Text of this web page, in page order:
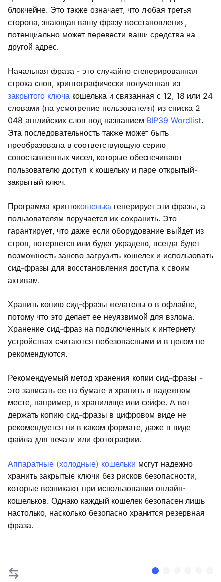
блокчейне. Это также означает, что любая третья
сторона, знающая вашу фразу восстановления,
потенциально может перевести ваши средства на
другой адрес.
Начальная фраза - это случайно сгенерированная
строка слов, криптографически полученная из
закрытого ключа кошелька и связанная с 12, 18 или 24
словами (на усмотрение пользователя) из списка 2
048 английских слов под названием BIP39 Wordlist.
Эта последовательность также может быть
преобразована в соответствующую серию
сопоставленных чисел, которые обеспечивают
пользователю доступ к кошельку и паре открытый-
закрытый ключ.
Программа криптокошелька генерирует эти фразы, а
пользователям поручается их сохранить. Это
гарантирует, что даже если оборудование выйдет из
строя, потеряется или будет украдено, всегда будет
возможность заново загрузить кошелек и использовать
сид-фразы для восстановления доступа к своим
активам.
Хранить копию сид-фразы желательно в офлайне,
потому что это делает ее неуязвимой для взлома.
Хранение сид-фраз на подключенных к интернету
устройствах считаются небезопасными и в целом не
рекомендуются.
Рекомендуемый метод хранения копии сид-фразы -
это записать ее на бумаге и хранить в надежном
месте, например, в хранилище или сейфе. А вот
держать копию сид-фразы в цифровом виде не
рекомендуется ни в каком формате, даже в виде
файла для печати или фотографии.
Аппаратные (холодные) кошельки могут надежно
хранить закрытые ключи без рисков безопасности,
которые возникают при использовании онлайн-
кошельков. Однако каждый кошелек безопасен лишь
настолько, насколько безопасно хранится резервная
фраза.